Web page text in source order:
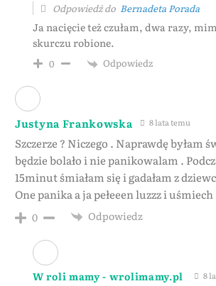
Odpowiedź do Bernadeta Porada
Ja nacięcie też czułam, dwa razy,
skurczu robione.
0 Odpowiedz
Justyna Frankowska 8 lata temu
Szczerze ? Niczego . Naprawdę byłam
będzie bolało i nie panikowalam .
15minut śmiałam się i gadałam z
One panika a ja pełeeen luzzz i uśmiech
0 Odpowiedz
W roli mamy - wrolimamy.pl 8